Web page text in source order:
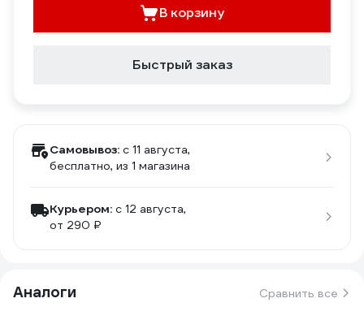
В корзину
Быстрый заказ
Самовывоз: c 11 августа,
бесплатно, из 1 магазина
Курьером: c 12 августа,
от 290 ₽
Аналоги Сравнить все